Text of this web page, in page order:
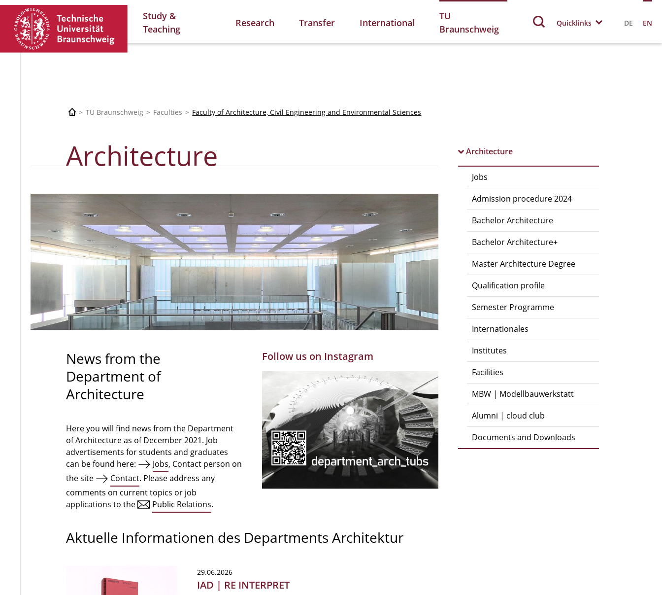
Study &
Teaching
Research Transfer International
TU
Braunschweig
Quicklinks DE EN
TU Braunschweig Faculties Faculty of Architecture, Civil Engineering and Environmental Sciences
Architecture
Jobs
Admission procedure 2024
Bachelor Architecture
Bachelor Architecture+
Master Architecture Degree
Qualification profile
Semester Programme
Internationales
Institutes
Facilities
MBW | Modellbauwerkstatt
Alumni | cloud club
Documents and Downloads
Architecture
News from the
Department of
Architecture
Here you will find news from the Department
of Architecture as of December 2021. Job
advertisements for students and graduates
can be found here:
Jobs, Contact person on
the site
Contact. Please address any
comments on current topics or job
applications to the
Public Relations.
Follow us on Instagram
Aktuelle Informationen des Departments Architektur
29.06.2026
IAD | RE INTERPRET